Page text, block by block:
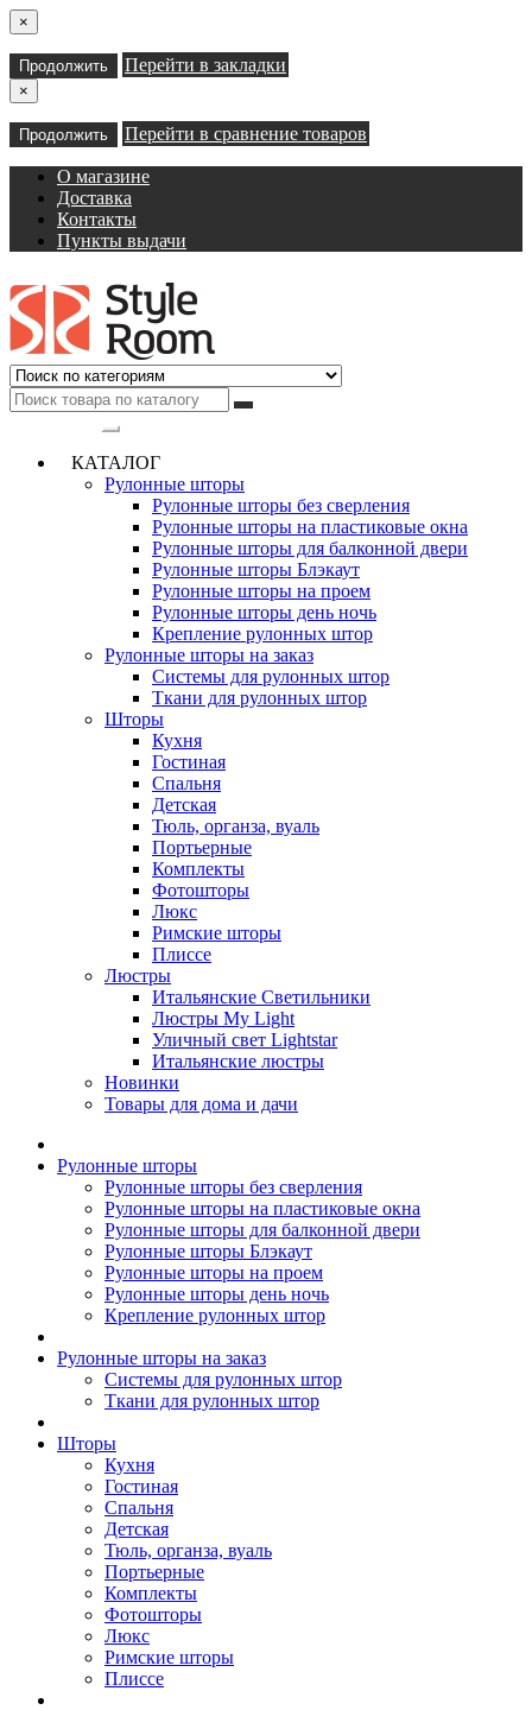
×
Продолжить Перейти в закладки
×
Продолжить Перейти в сравнение товаров
О магазине
Доставка
Контакты
Пункты выдачи
КАТАЛОГ
Рулонные шторы
Рулонные шторы без сверления
Рулонные шторы на пластиковые окна
Рулонные шторы для балконной двери
Рулонные шторы Блэкаут
Рулонные шторы на проем
Рулонные шторы день ночь
Крепление рулонных штор
Рулонные шторы на заказ
Системы для рулонных штор
Ткани для рулонных штор
Шторы
Кухня
Гостиная
Спальня
Детская
Тюль, органза, вуаль
Портьерные
Комплекты
Фотошторы
Люкс
Римские шторы
Плиссе
Люстры
Итальянские Светильники
Люстры My Light
Уличный свет Lightstar
Итальянские люстры
Новинки
Товары для дома и дачи
Рулонные шторы
Рулонные шторы без сверления
Рулонные шторы на пластиковые окна
Рулонные шторы для балконной двери
Рулонные шторы Блэкаут
Рулонные шторы на проем
Рулонные шторы день ночь
Крепление рулонных штор
Рулонные шторы на заказ
Системы для рулонных штор
Ткани для рулонных штор
Шторы
Кухня
Гостиная
Спальня
Детская
Тюль, органза, вуаль
Портьерные
Комплекты
Фотошторы
Люкс
Римские шторы
Плиссе